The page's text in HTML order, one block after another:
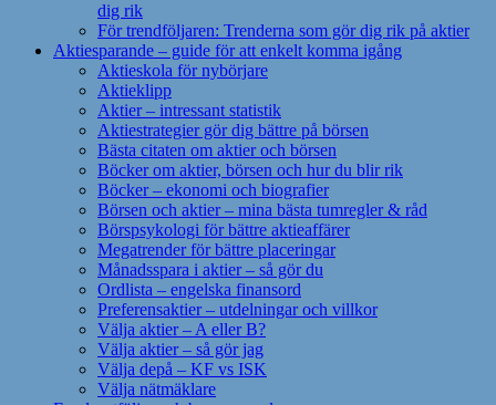
dig rik
För trendföljaren: Trenderna som gör dig rik på aktier
Aktiesparande – guide för att enkelt komma igång
Aktieskola för nybörjare
Aktieklipp
Aktier – intressant statistik
Aktiestrategier gör dig bättre på börsen
Bästa citaten om aktier och börsen
Böcker om aktier, börsen och hur du blir rik
Böcker – ekonomi och biografier
Börsen och aktier – mina bästa tumregler & råd
Börspsykologi för bättre aktieaffärer
Megatrender för bättre placeringar
Månadsspara i aktier – så gör du
Ordlista – engelska finansord
Preferensaktier – utdelningar och villkor
Välja aktier – A eller B?
Välja aktier – så gör jag
Välja depå – KF vs ISK
Välja nätmäklare